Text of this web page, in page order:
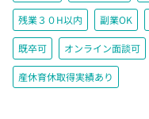
残業３０H以内 副業OK
既卒可 オンライン面談可
産休育休取得実績あり